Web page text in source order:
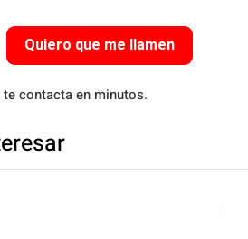
Quiero que me llamen
contacta en minutos.